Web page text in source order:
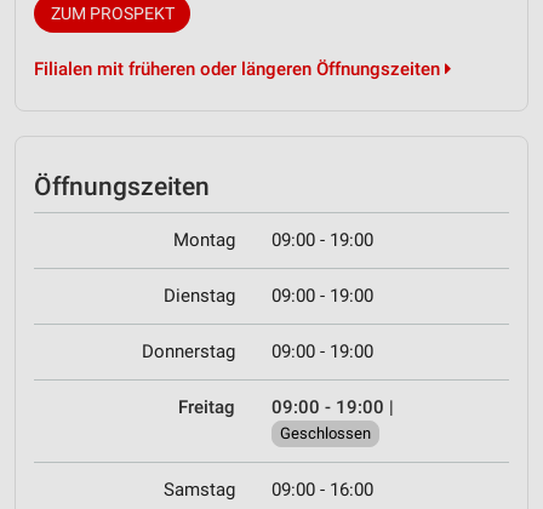
ZUM PROSPEKT
Filialen mit früheren oder längeren Öffnungszeiten
Öffnungszeiten
Montag 09:00 - 19:00
Dienstag 09:00 - 19:00
Donnerstag 09:00 - 19:00
Freitag 09:00 - 19:00 |
Geschlossen
Samstag 09:00 - 16:00